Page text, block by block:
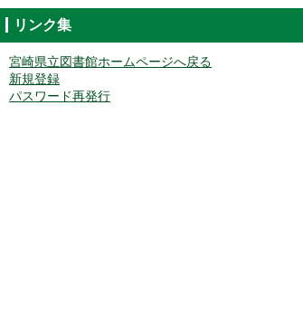
リンク集
宮崎県立図書館ホームページへ戻る
新規登録
パスワード再発行